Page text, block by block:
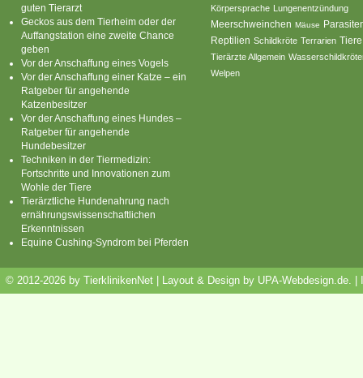
guten Tierarzt
Geckos aus dem Tierheim oder der
Auffangstation eine zweite Chance
geben
Vor der Anschaffung eines Vogels
Vor der Anschaffung einer Katze – ein
Ratgeber für angehende
Katzenbesitzer
Vor der Anschaffung eines Hundes –
Ratgeber für angehende
Hundebesitzer
Techniken in der Tiermedizin:
Fortschritte und Innovationen zum
Wohle der Tiere
Tierärztliche Hundenahrung nach
ernährungswissenschaftlichen
Erkenntnissen
Equine Cushing-Syndrom bei Pferden
Körpersprache Lungenentzündung
Meerschweinchen Mäuse
Reptilien Schildkröte Terrarien Tiere
Tierärzte Allgemein
Welpen
© 2012-2026 by TierklinikenNet | Layout & Design by UPA-Webdesign.de.